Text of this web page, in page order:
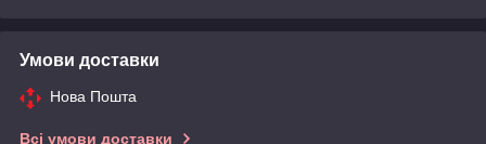
Умови доставки
Нова Пошта
Всі умови доставки